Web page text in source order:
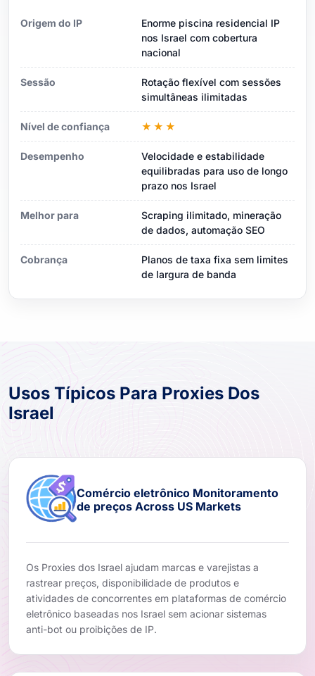
Origem do IP
Enorme piscina residencial IP
nos Israel com cobertura
nacional
Sessão
Rotação flexível com sessões
simultâneas ilimitadas
Nível de confiança ★★★
Desempenho
Velocidade e estabilidade
equilibradas para uso de longo
prazo nos Israel
Melhor para
Scraping ilimitado, mineração
de dados, automação SEO
Cobrança
Planos de taxa fixa sem limites
de largura de banda
Usos Típicos Para Proxies Dos
Israel
Comércio eletrônico Monitoramento
de preços Across US Markets
Os Proxies dos Israel ajudam marcas e varejistas a
rastrear preços, disponibilidade de produtos e
atividades de concorrentes em plataformas de comércio
eletrônico baseadas nos Israel sem acionar sistemas
anti-bot ou proibições de IP.